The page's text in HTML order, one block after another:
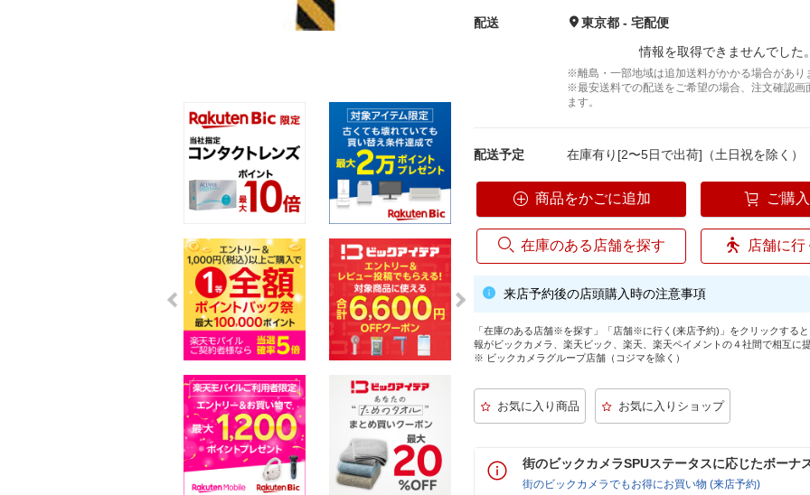
配送
東京都 - 宅配便
情報を取得できませんでし
※離島・一部地域は追加送料がかかる場合があり
※最安送料での配送をご希望の場合、注文確認
ます。
配送予定 在庫有り[2〜5日で出荷]（土日祝を除く）
商品をかごに追加 ご購
在庫のある店舗を探す 店舗に
来店予約後の店頭購入時の注意事項
「在庫のある店舗※を探す」「店舗※に行く(来店予約)」をクリックする
報がビックカメラ、楽天ビック、楽天、楽天ペイメントの４社間で相互に
※ ビックカメラグループ店舗（コジマを除く）
街のビックカメラSPUステータスに応じたボーナ
街のビックカメラでもお得にお買い物 (来店予約)